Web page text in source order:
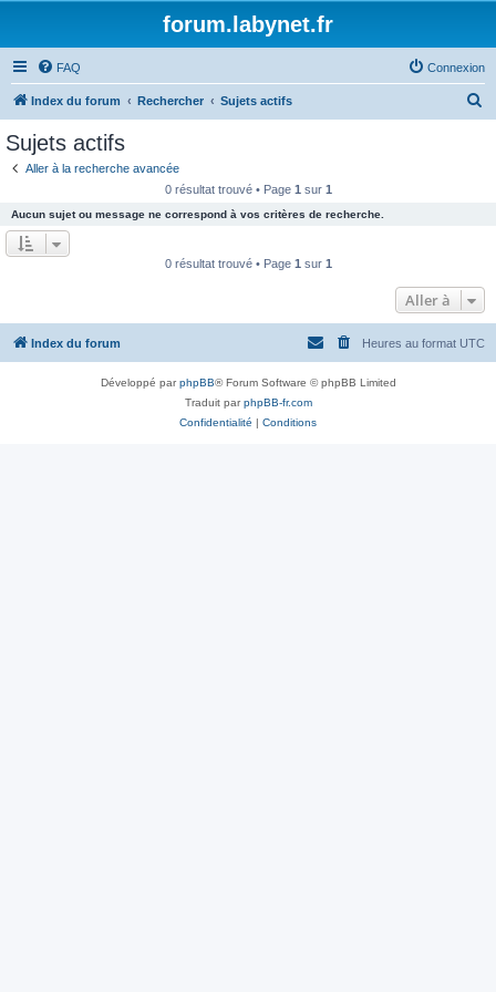
forum.labynet.fr
FAQ Connexion
Index du forum Rechercher Sujets actifs
e
Sujets actifs
Aller à la recherche avancée
0 résultat trouvé • Page 1 sur 1
Aucun sujet ou message ne correspond à vos critères de recherche.
0 résultat trouvé • Page 1 sur 1
Aller à
Index du forum Heures au format UTC
Développé parphpBB® Forum Software © phpBB Limited
Traduit parphpBB-fr.com
Confidentialité | Conditions